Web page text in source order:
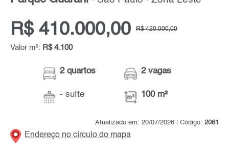
R$ 410.000,00 R$ 420.000,00
Valor m²: R$ 4.100
2 quartos
- suíte
2 vagas
100 m²
Atualizado em: 20/07/2026 | Código: 2061
Endereço no círculo do mapa